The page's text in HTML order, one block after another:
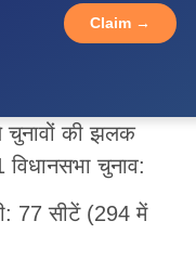
Claim →
चुनावों की झलक
विधानसभा चुनाव:
77 सीटें (294 में